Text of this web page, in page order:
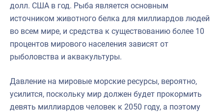
долл. США в год. Рыба является основным
источником животного белка для миллиардов людей
во всем мире, и средства к существованию более 10
процентов мирового населения зависят от
рыболовства и аквакультуры.
Давление на мировые морские ресурсы, вероятно,
усилится, поскольку мир должен будет прокормить
девять миллиардов человек к 2050 году, а поэтому